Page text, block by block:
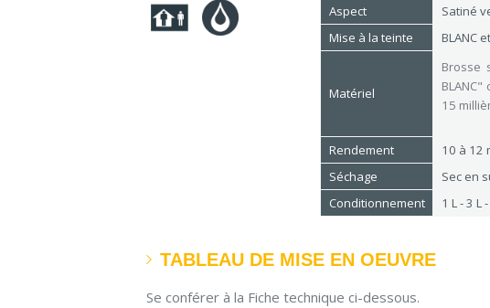
Aspect
Satiné
Mise à la teinte
BLANC
Matériel
Brosse
15
Rendement
10 à 12
Séchage
Sec en
Conditionnement
1 L - 3 L -
TABLEAU DE MISE EN OEUVRE
Se conférer à la Fiche technique ci-dessous.